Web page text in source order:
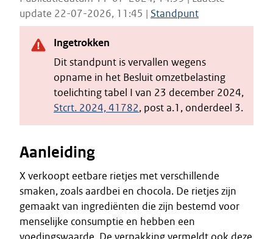
update 22-07-2026, 11:45 | Standpunt
Ingetrokken
Dit standpunt is vervallen wegens
opname in het Besluit omzetbelasting
toelichting tabel I van 23 december 2024,
Stcrt. 2024, 41782, post a.1, onderdeel 3.
Aanleiding
X verkoopt eetbare rietjes met verschillende
smaken, zoals aardbei en chocola. De rietjes zijn
gemaakt van ingrediënten die zijn bestemd voor
menselijke consumptie en hebben een